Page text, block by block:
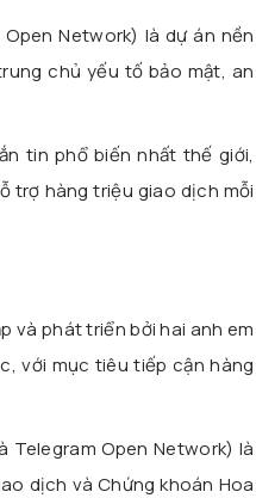
Network) là dự án nền
chủ yếu tố bảo mật, an
tin phổ biến nhất thế giới,
trợ hàng triệu giao dịch mỗi
và phát triển bởi hai anh em
với mục tiêu tiếp cận hàng
Telegram Open Network) là
dịch và Chứng khoán Hoa